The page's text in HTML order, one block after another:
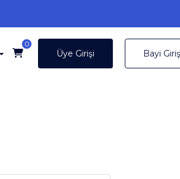
0
Üye Girişi Bayi